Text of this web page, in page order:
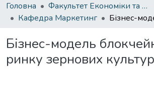
Головна
Факультет Економіки та бізнесу
Кафедра Маркетинг
Бізнес-модель
ринку зернових